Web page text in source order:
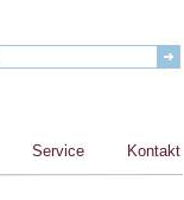
Service Kontakt